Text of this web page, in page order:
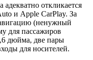
откликается
и Apple CarPlay. За
(ненужный
для пассажиров
дюйма, две пары
для носителей.